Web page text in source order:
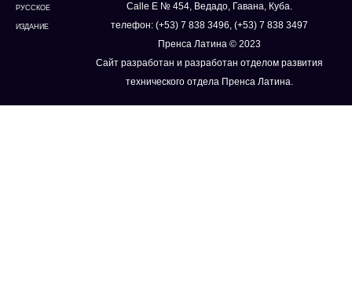
РУССКОЕ
ИЗДАНИЕ
Calle E № 454, Ведадо, Гавана, Куба.
телефон: (+53) 7 838 3496, (+53) 7 838 3497
Пренса Латина © 2023
Сайт разработан и разработан отделом развития
технического отдела Пренса Латина.